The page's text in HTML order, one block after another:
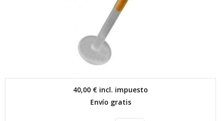
40,00 € incl. impuesto
Envío gratis